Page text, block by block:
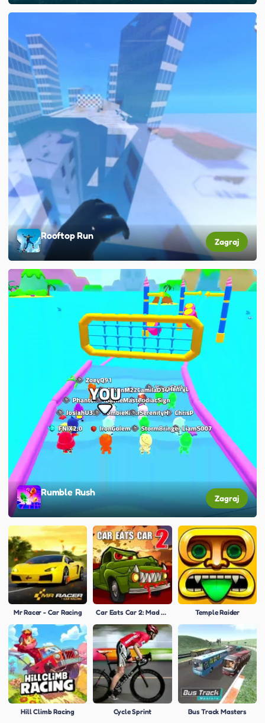
Rooftop Run
Zagraj
Rumble Rush
Zagraj
Mr Racer - Car Racing Car Eats Car 2: Mad Dreams Temple Raider
Hill Climb Racing Cycle Sprint Bus Track Masters